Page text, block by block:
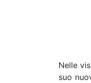
Nelle
suo